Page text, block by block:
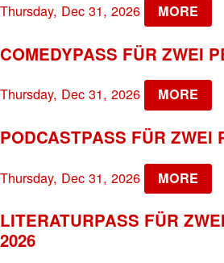
Thursday, Dec 31, 2026 MORE
COMEDYPASS FÜR ZWEI
Thursday, Dec 31, 2026 MORE
PODCASTPASS FÜR ZWEI
Thursday, Dec 31, 2026 MORE
LITERATURPASS FÜR
2026